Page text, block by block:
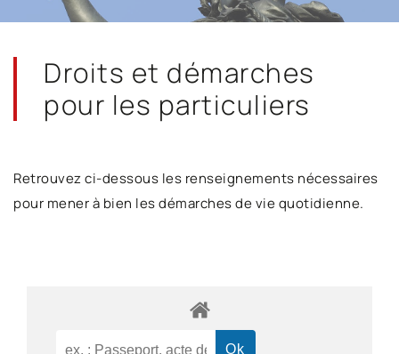
Droits et démarches
pour les particuliers
Retrouvez ci-dessous les renseignements nécessaires
pour mener à bien les démarches de vie quotidienne.